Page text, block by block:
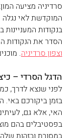
סרדיניה מציעה
המוקדשת לאי נגלה
בנקודות
הסדר את הנקודות
וצפון סרדיניה.
הדגל הסרדי –
לפני שנצא לדרך,
בזמן ביקורכם באי.
האי, אלא גם,
בפסטיבלים בהם